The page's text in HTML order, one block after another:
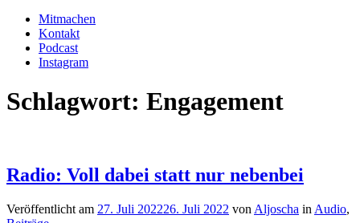
Mitmachen
Kontakt
Podcast
Instagram
Schlagwort: Engagement
Radio: Voll dabei statt nur nebenbei
Veröffentlicht am 27. Juli 202226. Juli 2022 von Aljoscha in Audio,